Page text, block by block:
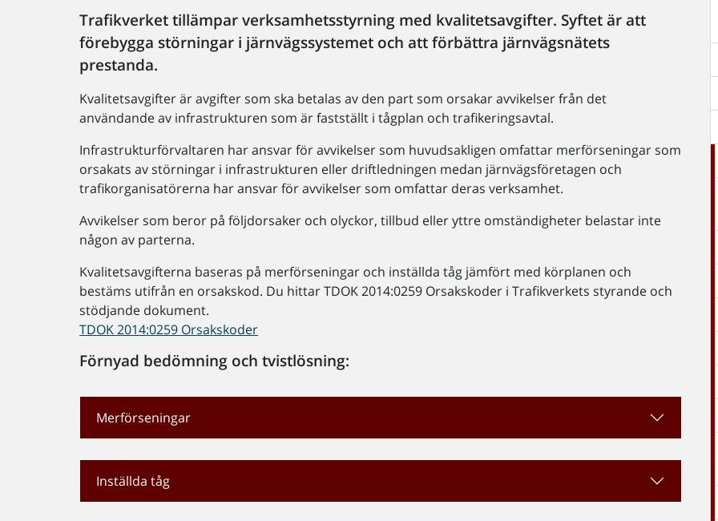
Trafikverket tillämpar verksamhetsstyrning med kvalitetsavgifter. Syftet är att
förebygga störningar i järnvägssystemet och att förbättra järnvägsnätets
prestanda.
Kvalitetsavgifter är avgifter som ska betalas av den part som orsakar avvikelser från det
användande av infrastrukturen som är fastställt i tågplan och trafikeringsavtal.
Infrastrukturförvaltaren har ansvar för avvikelser som huvudsakligen omfattar merförseningar som
orsakats av störningar i infrastrukturen eller driftledningen medan järnvägsföretagen och
trafikorganisatörerna har ansvar för avvikelser som omfattar deras verksamhet.
Avvikelser som beror på följdorsaker och olyckor, tillbud eller yttre omständigheter belastar inte
någon av parterna.
Kvalitetsavgifterna baseras på merförseningar och inställda tåg jämfört med körplanen och
bestäms utifrån en orsakskod. Du hittar TDOK 2014:0259 Orsakskoder i Trafikverkets styrande och
stödjande dokument.
TDOK 2014:0259 Orsakskoder
Förnyad bedömning och tvistlösning:
Merförseningar
Inställda tåg